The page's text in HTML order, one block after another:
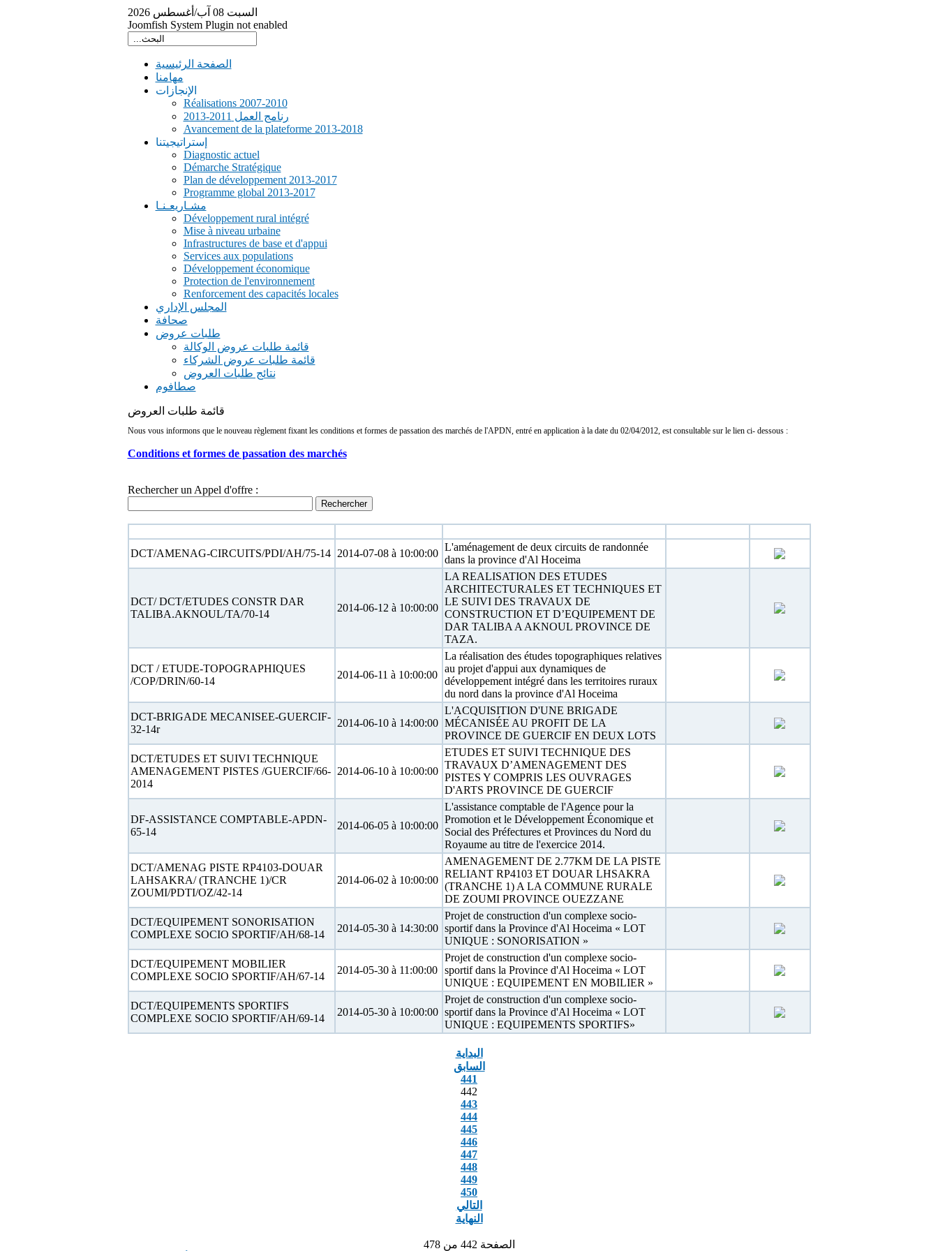
السبت 08 آب/أغسطس 2026
Joomfish System Plugin not enabled
الصفحة الرئيسية
مهامنا
الإنجازات
Réalisations 2007-2010
رنامج العمل 2011-2013
Avancement de la plateforme 2013-2018
إستراتيجيتنا
Diagnostic actuel
Démarche Stratégique
Plan de développement 2013-2017
Programme global 2013-2017
مشـاريعـنـا
Développement rural intégré
Mise à niveau urbaine
Infrastructures de base et d'appui
Services aux populations
Développement économique
Protection de l'environnement
Renforcement des capacités locales
المجلس الإداري
صحافة
طلبات عروض
قائمة طلبات عروض الوكالة
قائمة طلبات عروض الشركاء
نتائج طلبات العروض
صطافوم
قائمة طلبات العروض
Nous vous informons que le nouveau règlement fixant les conditions et formes de passation des marchés de l'APDN, entré en application à la date du 02/04/2012, est consultable sur le lien ci- dessous :
Conditions et formes de passation des marchés
Rechercher un Appel d'offre :
DCT/AMENAG-CIRCUITS/PDI/AH/75-14 2014-07-08 à 10:00:00
L'aménagement de deux circuits de randonnée
dans la province d'Al Hoceima
DCT/ DCT/ETUDES CONSTR DAR
TALIBA.AKNOUL/TA/70-14
2014-06-12 à 10:00:00
LA REALISATION DES ETUDES
ARCHITECTURALES ET TECHNIQUES ET
LE SUIVI DES TRAVAUX DE
CONSTRUCTION ET D’EQUIPEMENT DE
DAR TALIBA A AKNOUL PROVINCE DE
TAZA.
DCT / ETUDE-TOPOGRAPHIQUES
/COP/DRIN/60-14
2014-06-11 à 10:00:00
La réalisation des études topographiques relatives
au projet d'appui aux dynamiques de
développement intégré dans les territoires ruraux
du nord dans la province d'Al Hoceima
DCT-BRIGADE MECANISEE-GUERCIF-
32-14r
2014-06-10 à 14:00:00
L'ACQUISITION D'UNE BRIGADE
MÉCANISÉE AU PROFIT DE LA
PROVINCE DE GUERCIF EN DEUX LOTS
DCT/ETUDES ET SUIVI TECHNIQUE
AMENAGEMENT PISTES /GUERCIF/66-
2014
2014-06-10 à 10:00:00
ETUDES ET SUIVI TECHNIQUE DES
TRAVAUX D’AMENAGEMENT DES
PISTES Y COMPRIS LES OUVRAGES
D'ARTS PROVINCE DE GUERCIF
DF-ASSISTANCE COMPTABLE-APDN-
65-14
2014-06-05 à 10:00:00
L'assistance comptable de l'Agence pour la
Promotion et le Développement Économique et
Social des Préfectures et Provinces du Nord du
Royaume au titre de l'exercice 2014.
DCT/AMENAG PISTE RP4103-DOUAR
LAHSAKRA/ (TRANCHE 1)/CR
ZOUMI/PDTI/OZ/42-14
2014-06-02 à 10:00:00
AMENAGEMENT DE 2.77KM DE LA PISTE
RELIANT RP4103 ET DOUAR LHSAKRA
(TRANCHE 1) A LA COMMUNE RURALE
DE ZOUMI PROVINCE OUEZZANE
DCT/EQUIPEMENT SONORISATION
COMPLEXE SOCIO SPORTIF/AH/68-14
2014-05-30 à 14:30:00
Projet de construction d'un complexe socio-
sportif dans la Province d'Al Hoceima « LOT
UNIQUE : SONORISATION »
DCT/EQUIPEMENT MOBILIER
COMPLEXE SOCIO SPORTIF/AH/67-14
2014-05-30 à 11:00:00
Projet de construction d'un complexe socio-
sportif dans la Province d'Al Hoceima « LOT
UNIQUE : EQUIPEMENT EN MOBILIER »
DCT/EQUIPEMENTS SPORTIFS
COMPLEXE SOCIO SPORTIF/AH/69-14
2014-05-30 à 10:00:00
Projet de construction d'un complexe socio-
sportif dans la Province d'Al Hoceima « LOT
UNIQUE : EQUIPEMENTS SPORTIFS»
البداية
السابق
441
442
443
444
445
446
447
448
449
450
التالي
النهاية
الصفحة 442 من 478